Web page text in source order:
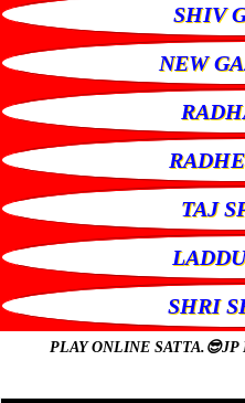
SHIV
NEW
TAJ
SHRI
PLAY ONLINE